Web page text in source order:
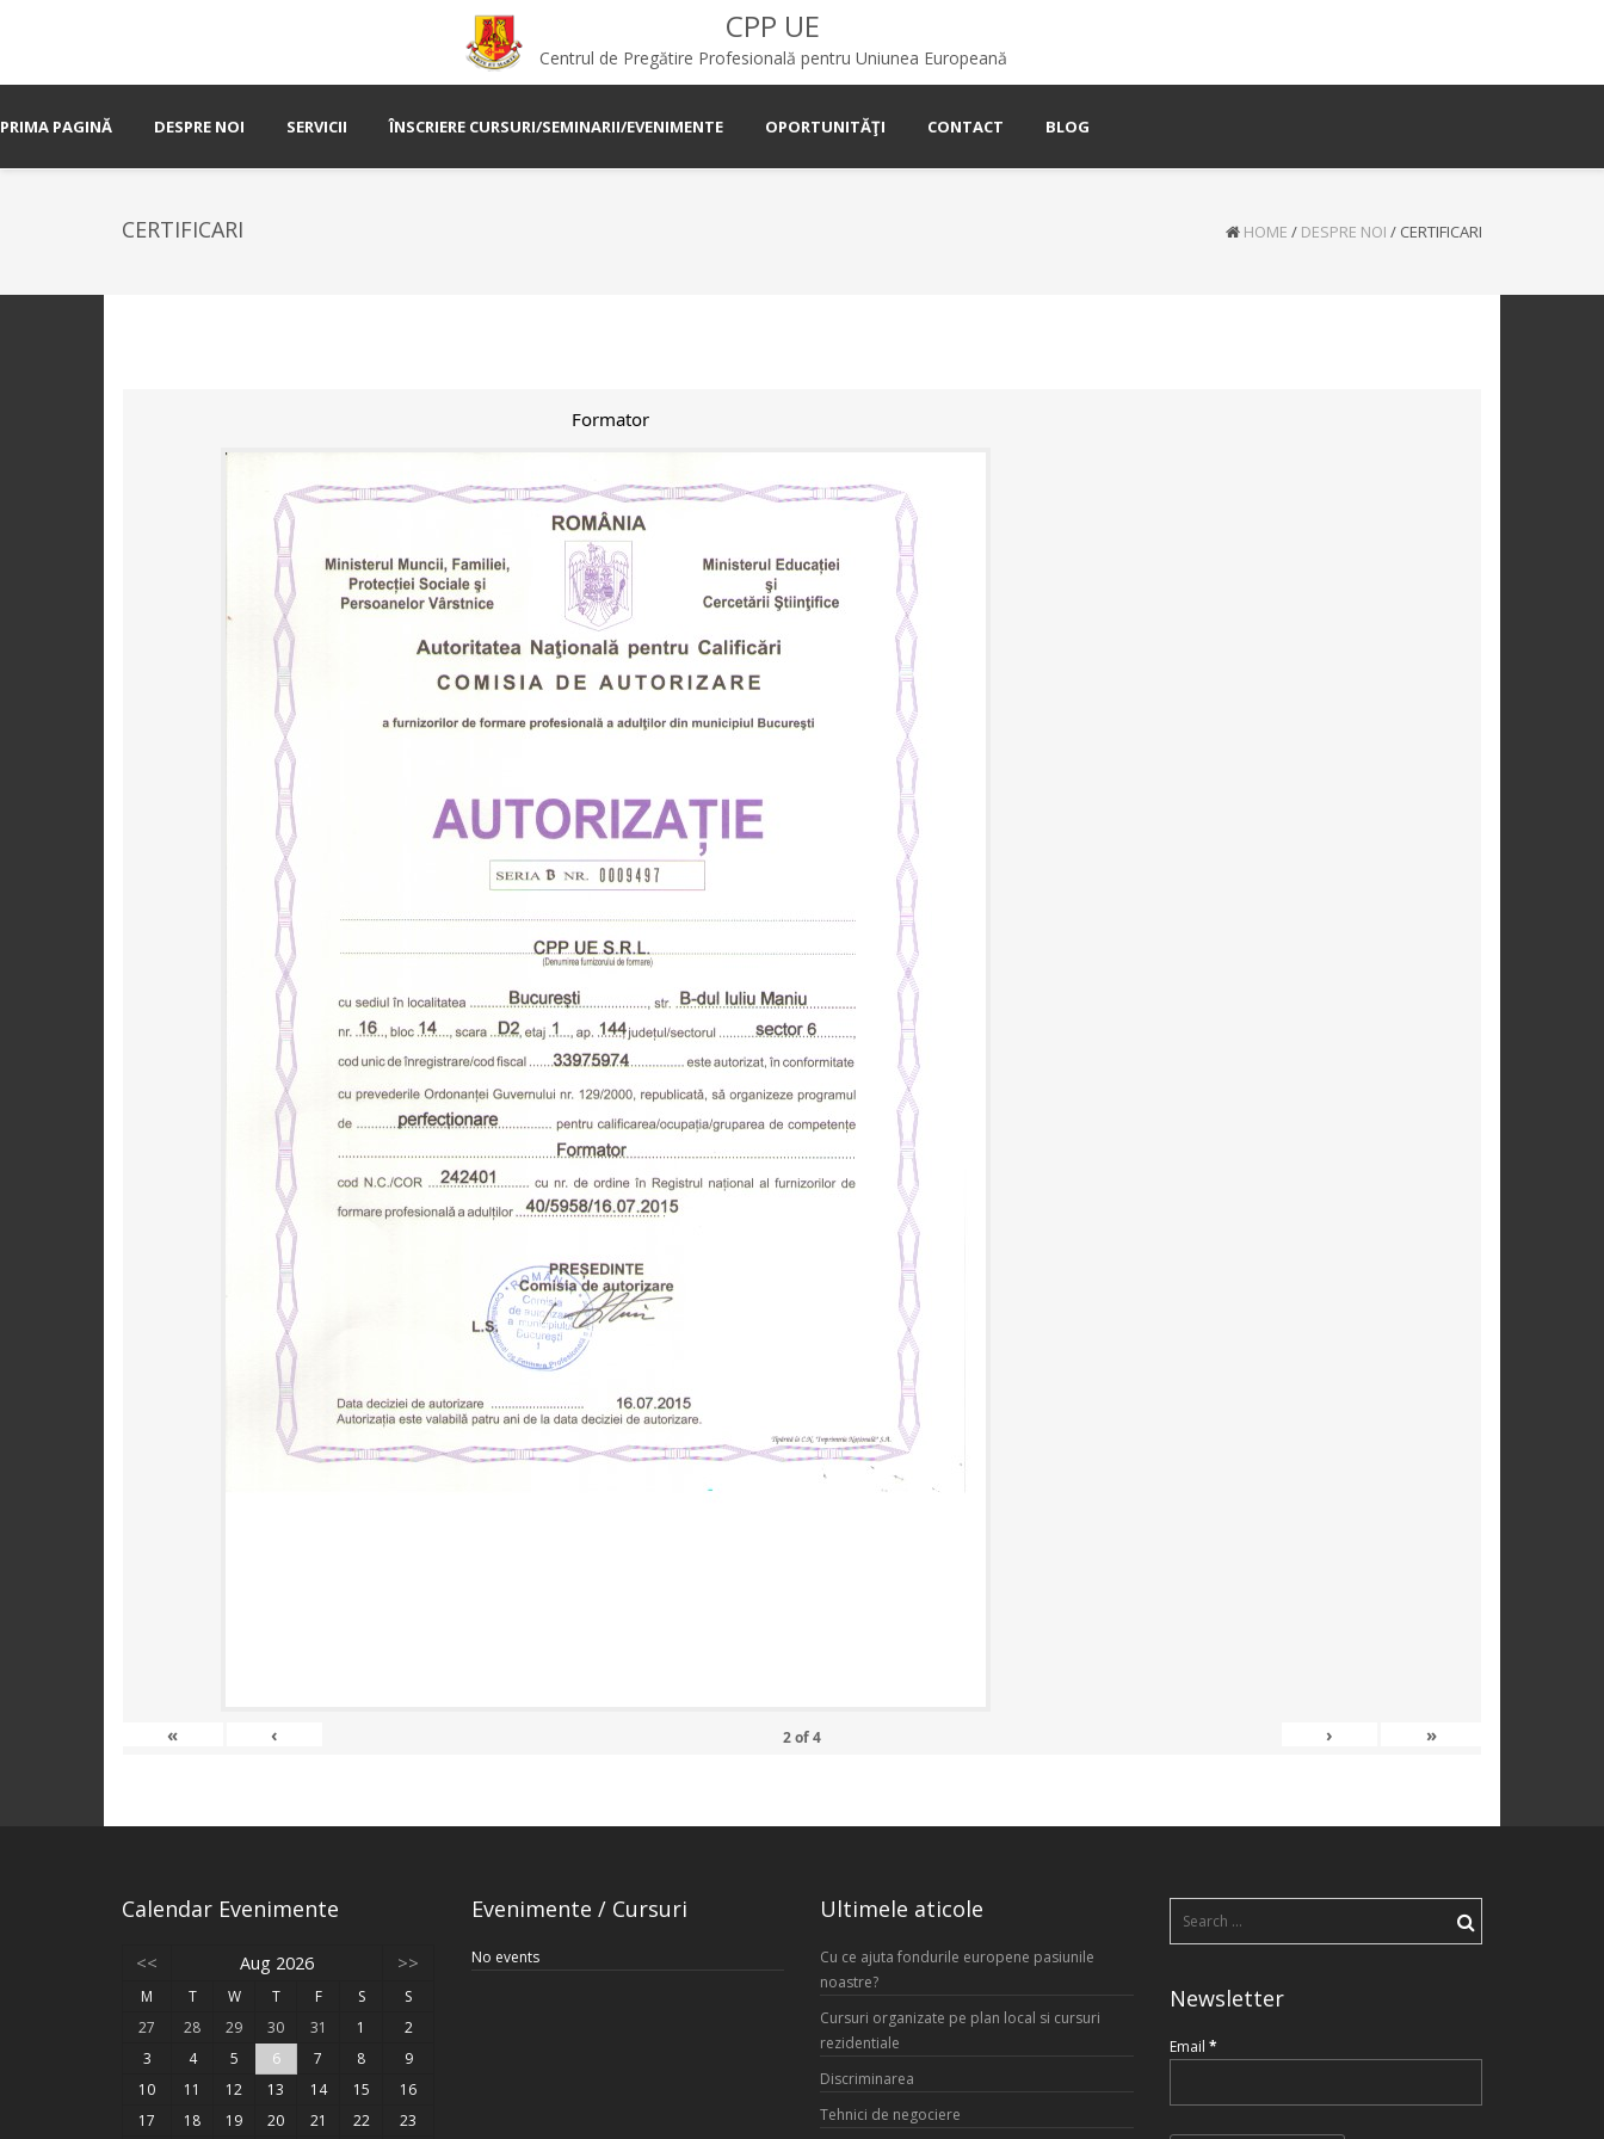
CPP UE
Centrul de Pregătire Profesională pentru Uniunea Europeană
PRIMA PAGINĂ DESPRE NOI SERVICII ÎNSCRIERE CURSURI/SEMINARII/EVENIMENTE OPORTUNITĂŢI CONTACT BLOG
CERTIFICARI HOME / DESPRE NOI / CERTIFICARI
Formator
« ‹ 2of4 › »
Calendar Evenimente
<< Aug 2026 >>
M T W T F S
S
27
28 29 30 31 1
2
3
4 5 6 7 8
9
10
11 12 13 14 15
16
17
18 19 20 21 22 23
Evenimente / Cursuri
No events
Ultimele aticole
Cu ce ajuta fondurile europene pasiunile
noastre?
Cursuri organizate pe plan local si cursuri
rezidentiale
Discriminarea
Tehnici de negociere
Search
Newsletter
Email *